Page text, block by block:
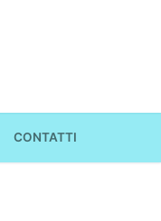
CONTATTI